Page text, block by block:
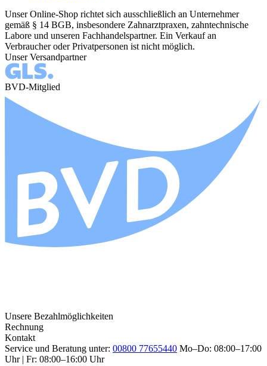
Unser Online-Shop richtet sich ausschließlich an Unternehmer
gemäß § 14 BGB, insbesondere Zahnarztpraxen, zahntechnische
Labore und unseren Fachhandelspartner. Ein Verkauf an
Verbraucher oder Privatpersonen ist nicht möglich.
Unser Versandpartner
BVD-Mitglied
Unsere Bezahlmöglichkeiten
Rechnung
Kontakt
Service und Beratung unter: 00800 77655440 Mo–Do: 08:00–17:00
Uhr | Fr: 08:00–16:00 Uhr